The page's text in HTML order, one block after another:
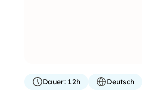
Dauer:12h Deutsch